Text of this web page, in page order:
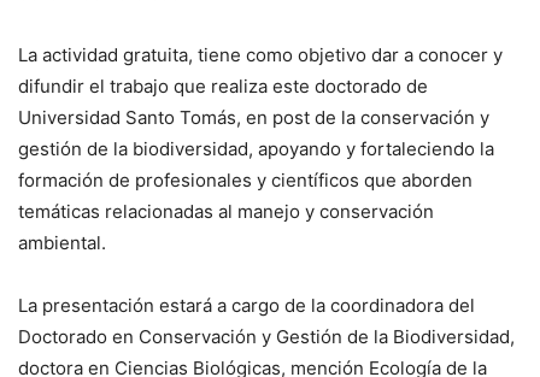
La actividad gratuita, tiene como objetivo dar a conocer y
difundir el trabajo que realiza este doctorado de
Universidad Santo Tomás, en post de la conservación y
gestión de la biodiversidad, apoyando y fortaleciendo la
formación de profesionales y científicos que aborden
temáticas relacionadas al manejo y conservación
ambiental.
La presentación estará a cargo de la coordinadora del
Doctorado en Conservación y Gestión de la Biodiversidad,
doctora en Ciencias Biológicas, mención Ecología de la